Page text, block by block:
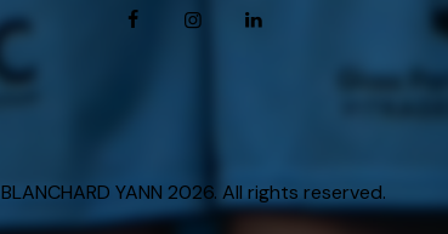
BLANCHARD YANN 2026. All rights reserved.